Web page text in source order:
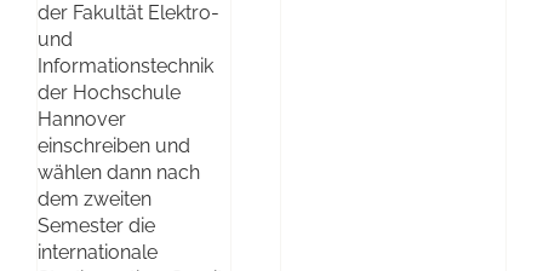
der Fakultät Elektro-
und
Informationstechnik
der Hochschule
Hannover
einschreiben und
wählen dann nach
dem zweiten
Semester die
internationale